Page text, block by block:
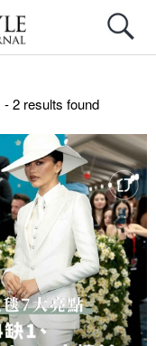
- 2 results found